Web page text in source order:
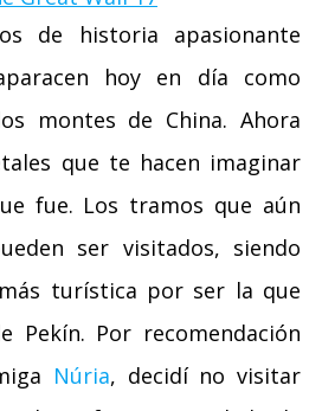
de historia apasionante
hoy en día como
montes de China. Ahora
que te hacen imaginar
fue. Los tramos que aún
ser visitados, siendo
turística por ser la que
Pekín. Por recomendación
Núria, decidí no visitar